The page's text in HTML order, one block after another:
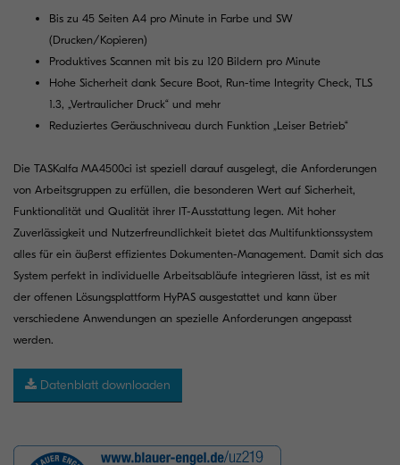
Bis zu 45 Seiten A4 pro Minute in Farbe und SW
(Drucken/Kopieren)
Produktives Scannen mit bis zu 120 Bildern pro Minute
Hohe Sicherheit dank Secure Boot, Run-time Integrity Check, TLS
1.3, „Vertraulicher Druck“ und mehr
Reduziertes Geräuschniveau durch Funktion „Leiser Betrieb“
Die TASKalfa MA4500ci ist speziell darauf ausgelegt, die Anforderungen
von Arbeitsgruppen zu erfüllen, die besonderen Wert auf Sicherheit,
Funktionalität und Qualität ihrer IT-Ausstattung legen. Mit hoher
Zuverlässigkeit und Nutzerfreundlichkeit bietet das Multifunktionssystem
alles für ein äußerst effizientes Dokumenten-Management. Damit sich das
System perfekt in individuelle Arbeitsabläufe integrieren lässt, ist es mit
der offenen Lösungsplattform HyPAS ausgestattet und kann über
verschiedene Anwendungen an spezielle Anforderungen angepasst
werden.
Datenblatt downloaden